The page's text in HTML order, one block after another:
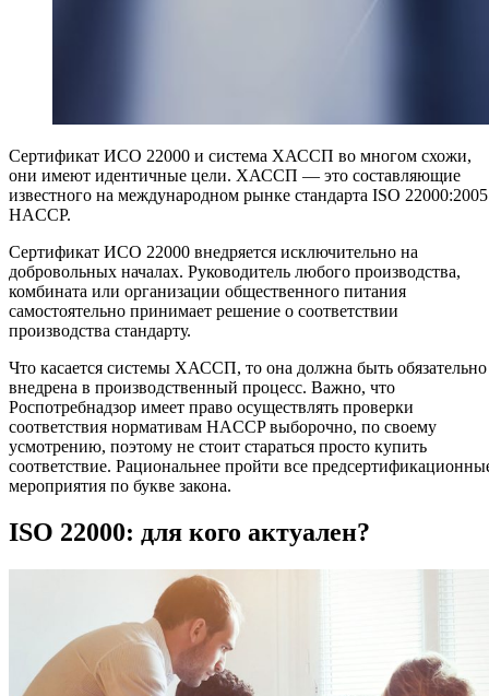
Сертификат ИСО 22000 и система ХАССП во многом схожи,
они имеют идентичные цели. ХАССП — это составляющие
известного на международном рынке стандарта ISO 22000:2005
HACCP.
Сертификат ИСО 22000 внедряется исключительно на
добровольных началах. Руководитель любого производства,
комбината или организации общественного питания
самостоятельно принимает решение о соответствии
производства стандарту.
Что касается системы ХАССП, то она должна быть обязательно
внедрена в производственный процесс. Важно, что
Роспотребнадзор имеет право осуществлять проверки
соответствия нормативам HACCP выборочно, по своему
усмотрению, поэтому не стоит стараться просто купить
соответствие. Рациональнее пройти все
мероприятия по букве закона.
ISO 22000: для кого актуален?